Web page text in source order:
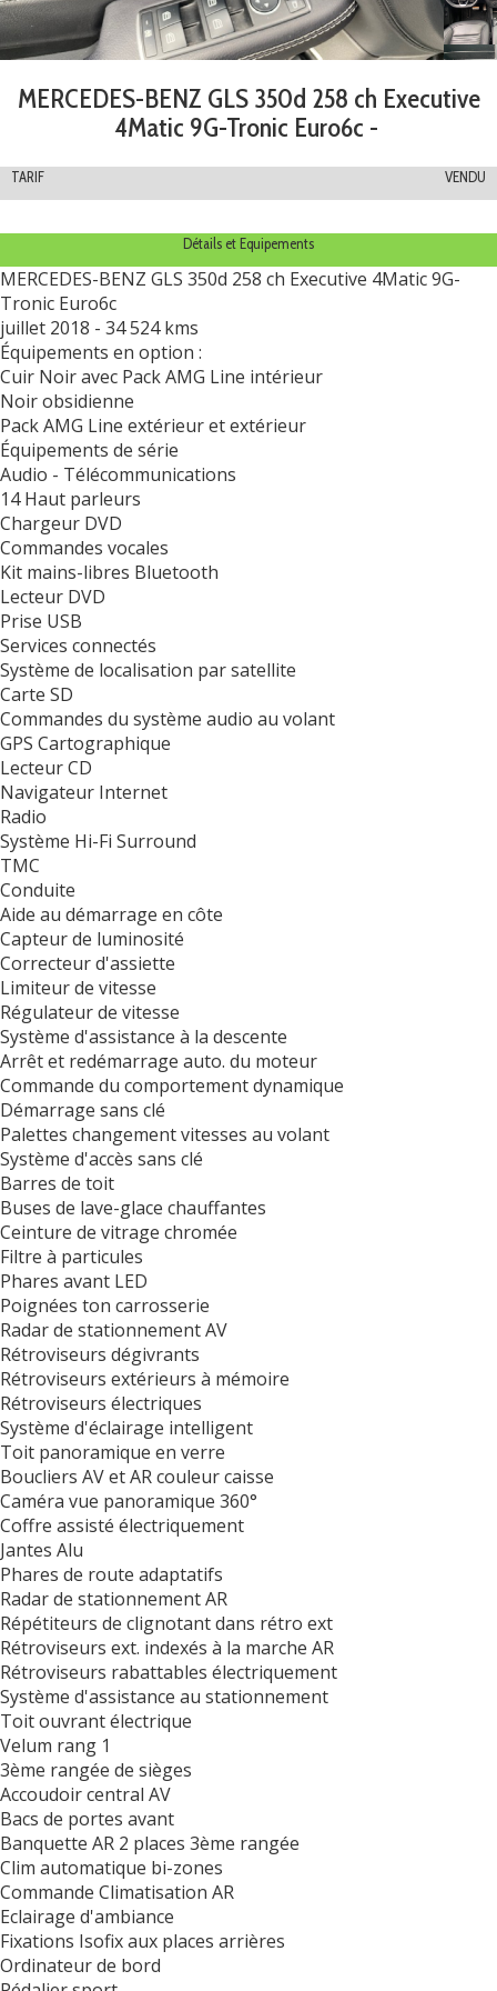
MERCEDES-BENZ GLS 350d 258 ch Executive
4Matic 9G-Tronic Euro6c -
TARIF VENDU
Détails et Equipements
MERCEDES-BENZ GLS 350d 258 ch Executive 4Matic 9G-
Tronic Euro6c
juillet 2018 - 34 524 kms
Équipements en option :
Cuir Noir avec Pack AMG Line intérieur
Noir obsidienne
Pack AMG Line extérieur et extérieur
Équipements de série
Audio - Télécommunications
14 Haut parleurs
Chargeur DVD
Commandes vocales
Kit mains-libres Bluetooth
Lecteur DVD
Prise USB
Services connectés
Système de localisation par satellite
Carte SD
Commandes du système audio au volant
GPS Cartographique
Lecteur CD
Navigateur Internet
Radio
Système Hi-Fi Surround
TMC
Conduite
Aide au démarrage en côte
Capteur de luminosité
Correcteur d'assiette
Limiteur de vitesse
Régulateur de vitesse
Système d'assistance à la descente
Arrêt et redémarrage auto. du moteur
Commande du comportement dynamique
Démarrage sans clé
Palettes changement vitesses au volant
Système d'accès sans clé
Barres de toit
Buses de lave-glace chauffantes
Ceinture de vitrage chromée
Filtre à particules
Phares avant LED
Poignées ton carrosserie
Radar de stationnement AV
Rétroviseurs dégivrants
Rétroviseurs extérieurs à mémoire
Rétroviseurs électriques
Système d'éclairage intelligent
Toit panoramique en verre
Boucliers AV et AR couleur caisse
Caméra vue panoramique 360°
Coffre assisté électriquement
Jantes Alu
Phares de route adaptatifs
Radar de stationnement AR
Répétiteurs de clignotant dans rétro ext
Rétroviseurs ext. indexés à la marche AR
Rétroviseurs rabattables électriquement
Système d'assistance au stationnement
Toit ouvrant électrique
Velum rang 1
3ème rangée de sièges
Accoudoir central AV
Bacs de portes avant
Banquette AR 2 places 3ème rangée
Clim automatique bi-zones
Commande Climatisation AR
Eclairage d'ambiance
Fixations Isofix aux places arrières
Ordinateur de bord